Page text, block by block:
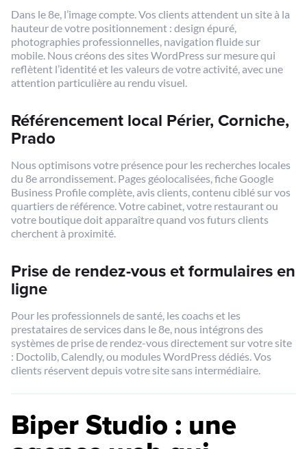
Dans le 8e, l’image compte. Vos clients attendent un site à la
hauteur de votre positionnement : design épuré,
photographies professionnelles, navigation fluide sur
mobile. Nous créons des sites WordPress sur mesure qui
reflètent l’identité et les valeurs de votre activité, avec une
attention particulière au rendu visuel.
Référencement local Périer, Corniche,
Prado
Nous optimisons votre présence pour les recherches locales
du 8e arrondissement. Pages géolocalisées, fiche Google
Business Profile complète, avis clients, contenu ciblé sur vos
quartiers de référence. Votre cabinet, votre restaurant ou
votre boutique doit apparaître quand vos futurs clients
cherchent à proximité.
Prise de rendez-vous et formulaires en
ligne
Pour les professionnels de santé, les coachs et les
prestataires de services dans le 8e, nous intégrons des
systèmes de prise de rendez-vous directement sur votre site
: Doctolib, Calendly, ou modules WordPress dédiés. Vos
clients réservent depuis votre site sans intermédiaire.
Biper Studio : une